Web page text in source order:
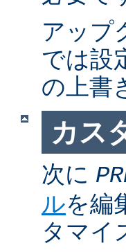
アップ
では設
の上書
カス
次に
ルを編
タマイ